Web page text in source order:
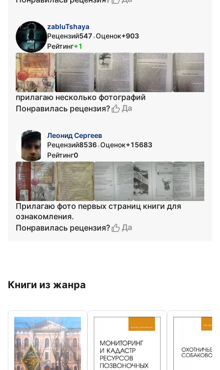
zabluTshaya
Рецензий547•Оценок+903
Рейтинг+1
прилагаю несколько фотографий
Понравилась рецензия?
Да
Леонид Сергеев
Рецензий8536•Оценок+15683
Рейтинг0
Прилагаю фото первых страниц книги для
ознакомления.
Понравилась рецензия?
Да
Книги из жанра